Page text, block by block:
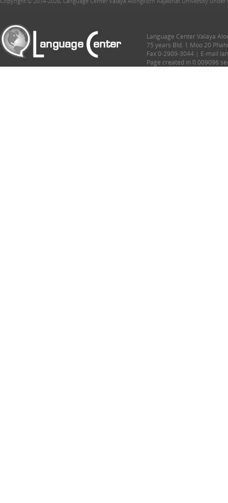
Language Center Valaya
75 years Bld. 1 Moo 20
Fax 0-2909-3044 | E-mail
Page created in 0.009096